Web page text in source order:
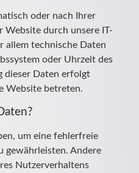
oder nach Ihrer
Website durch unsere IT-
allem technische Daten
oder Uhrzeit des
dieser Daten erfolgt
Website betreten.
um eine fehlerfreie
gewährleisten. Andere
Nutzerverhaltens